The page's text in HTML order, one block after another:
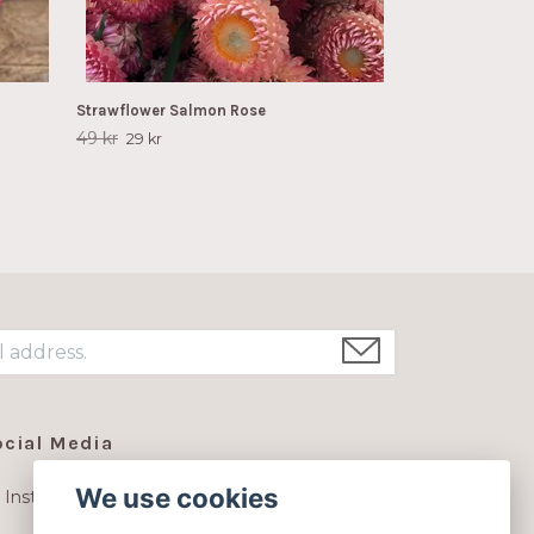
Strawflower Salmon Rose
49 kr 29 kr
Media
InstagramWe use cookies